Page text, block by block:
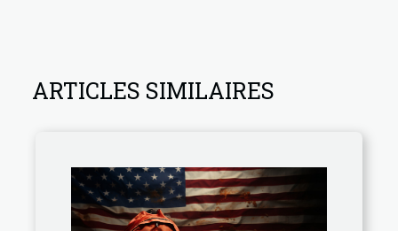
ARTICLES SIMILAIRES